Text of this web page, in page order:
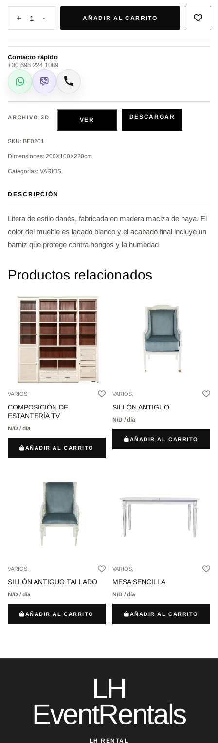
+ 1 - AÑADIR AL CARRITO
Contacto rápido
+30 698 224 1089
WhatsApp
Viber Llamar
ARCHIVO 3D VER DESCARGAR
SKU: BE0201
Dimensiones: 200X100X220cm
Categorías: VARIOS,
DESCRIPCIÓN
Litera de estilo danés, fabricada en madera maciza de haya. El
color del mueble es lacado blanco y el acabado final incluye un
barniz que protege contra hongos y la humedad
Productos relacionados
VARIOS,
COMPOSICIÓN DE
ESTANTERÍA TV
N/D / día
AÑADIR AL CARRITO
VARIOS,
SILLÓN ANTIGUO
N/D / día
AÑADIR AL CARRITO
VARIOS,
SILLÓN ANTIGUO TALLADO
N/D / día
AÑADIR AL CARRITO
VARIOS,
MESA SENCILLA
N/D / día
AÑADIR AL CARRITO
LH
EventRentals
LH RENTAL